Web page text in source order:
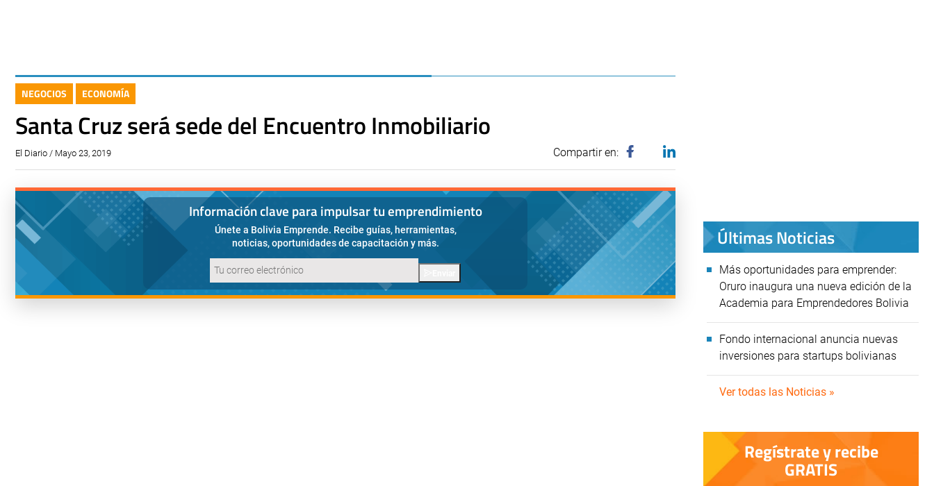
NEGOCIOS ECONOMÍA
Santa Cruz será sede del Encuentro Inmobiliario
El Diario / Mayo 23, 2019 Compartir en:
Información clave para impulsar tu emprendimiento
Únete a Bolivia Emprende. Recibe guías, herramientas,
noticias, oportunidades de capacitación y más.
Últimas Noticias
Más oportunidades para emprender:
Oruro inaugura una nueva edición de la
Academia para Emprendedores Bolivia
Fondo internacional anuncia nuevas
inversiones para startups bolivianas
Ver todas las Noticias »
Regístrate y recibe
GRATIS